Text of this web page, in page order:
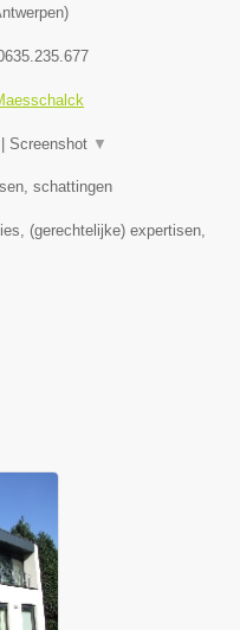
)
Screenshot ▼
schattingen
(gerechtelijke) expertisen,